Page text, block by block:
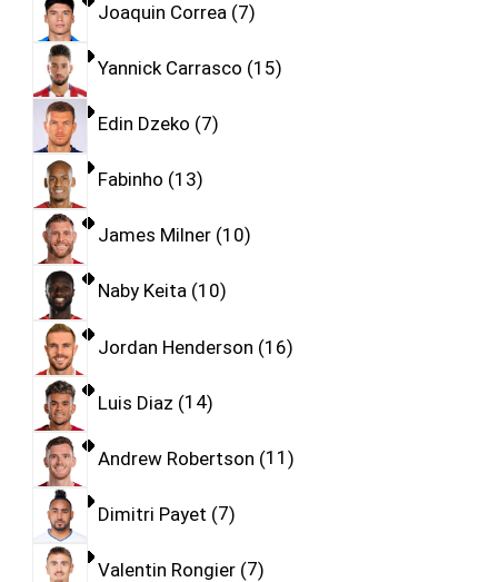
Joaquin Correa 7
Yannick Carrasco 15
Edin Dzeko 7
Fabinho 13
James Milner 10
Naby Keita 10
Jordan Henderson 16
Luis Diaz 14
Andrew Robertson 11
Dimitri Payet 7
Valentin Rongier 7